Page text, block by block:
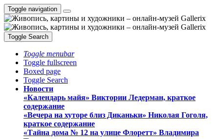
Toggle navigation
Toggle Search
Toggle menubar
Toggle fullscreen
Boxed page
Toggle Search
Новости
«Календарь майя» Виктории Ледерман, краткое
содержание
«Вечера на хуторе близ Диканьки» Николая Гоголя,
краткое содержание
«Тайна дома № 12 на улице Флоретт» Владимира